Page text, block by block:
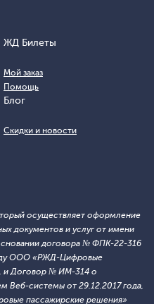
ЖД Билеты
Мой заказ
Помощь
Блог
Скидки и новости
осуществляет оформление
документов и услуг от имени
договора № ФПК-22-316
ООО «РЖД-Цифровые
и Договор № ИМ-314 о
Веб-системы от 29.12.2017 года,
пассажирские решения»